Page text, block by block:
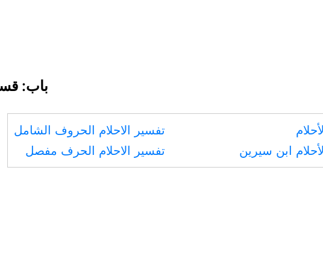
باب:
ابن سيرين
تفسير الاحلام الحروف الشامل
تفسير الاحلام الحرف مفصل